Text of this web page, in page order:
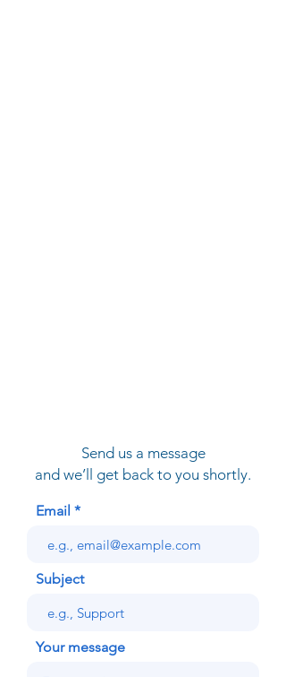
Send us a message
and we’ll get back to you shortly.
Email
Subject
Your message